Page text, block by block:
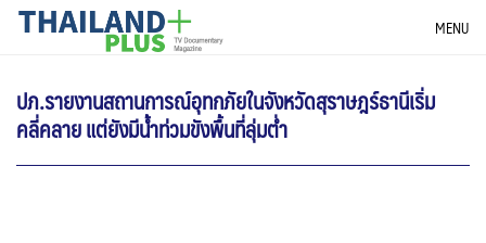
SkipTHAILANDPLUS NEWS MENU
ปภ.รายงานสถานการณ์อุทกภัยในจังหวัดสุราษฎร์ธานีเริ่ม
คลี่คลาย แต่ยังมีน้ำท่วมขังพื้นที่ลุ่มต่ำ